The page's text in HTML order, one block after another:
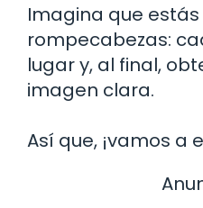
Imagina que
rompecabezas:
lugar y, al final,
imagen clara.
Así que, ¡vamos a